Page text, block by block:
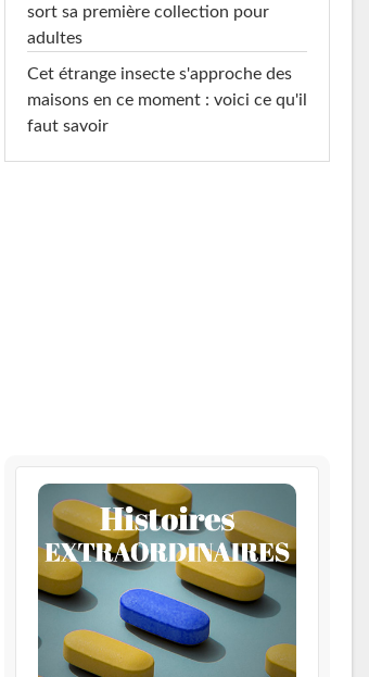
sort sa première collection pour
adultes
Cet étrange insecte s'approche des
maisons en ce moment : voici ce qu'il
faut savoir